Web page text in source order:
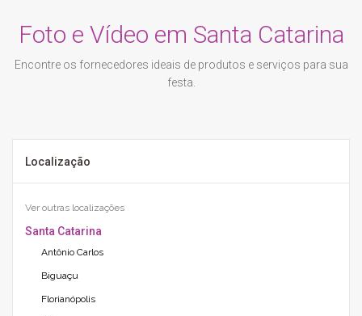
Foto e Vídeo em Santa Catarina
Encontre os fornecedores ideais de produtos e serviços para sua
festa.
Localização
Ver outras localizações
Santa Catarina
Antônio Carlos
Biguaçu
Florianópolis